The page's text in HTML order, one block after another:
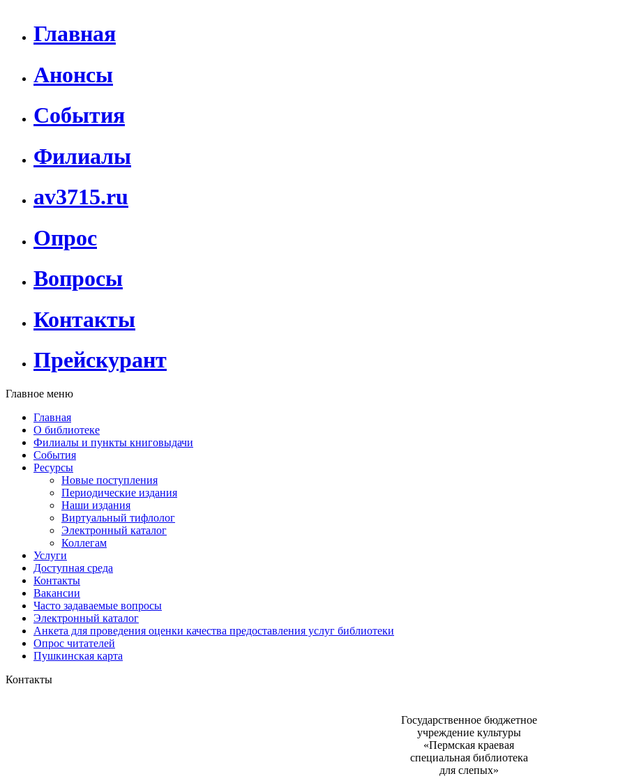
Главная
Анонсы
События
Филиалы
av3715.ru
Опрос
Вопросы
Контакты
Прейскурант
Главное меню
Главная
О библиотеке
Филиалы и пункты книговыдачи
События
Ресурсы
Новые поступления
Периодические издания
Наши издания
Виртуальный тифлолог
Электронный каталог
Коллегам
Услуги
Доступная среда
Контакты
Вакансии
Часто задаваемые вопросы
Электронный каталог
Анкета для проведения оценки качества предоставления услуг библиотеки
Опрос читателей
Пушкинская карта
Контакты
Государственное бюджетное
учреждение культуры
«Пермская краевая
специальная библиотека
для слепых»